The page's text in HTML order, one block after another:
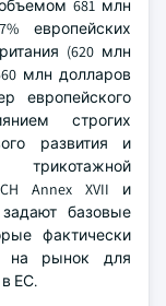
681 млн
европейских
(620 млн
млн долларов
европейского
строгих
развития и
Annex XVII и
задают базовые
фактически
на рынок для
ЕС.